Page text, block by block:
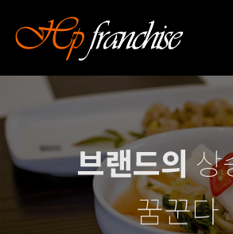
브랜드의 상
꿈꾼다